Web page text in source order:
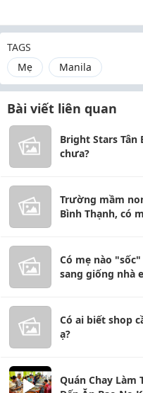
TAGS
Mẹ
Manila
Bài viết liên quan
Bright Stars Tân
chưa?
Trường mầm
Bình Thạnh, có
Có mẹ nào
sang giống nhà
Có ai biết shop
ạ?
Quán Chay Làm